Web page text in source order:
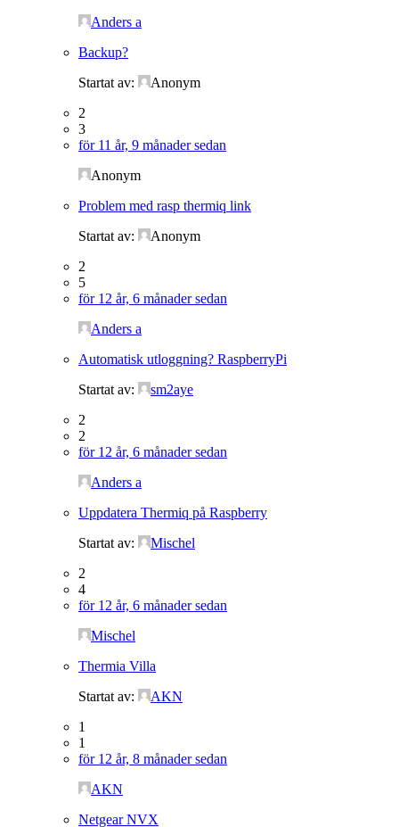
Anders a
Backup?
Startat av:
Anonym
2
3
för 11 år, 9 månader sedan
Anonym
Problem med rasp thermiq link
Startat av:
Anonym
2
5
för 12 år, 6 månader sedan
Anders a
Automatisk utloggning? RaspberryPi
Startat av:
sm2aye
2
2
för 12 år, 6 månader sedan
Anders a
Uppdatera Thermiq på Raspberry
Startat av:
Mischel
2
4
för 12 år, 6 månader sedan
Mischel
Thermia Villa
Startat av:
AKN
1
1
för 12 år, 8 månader sedan
AKN
Netgear NVX